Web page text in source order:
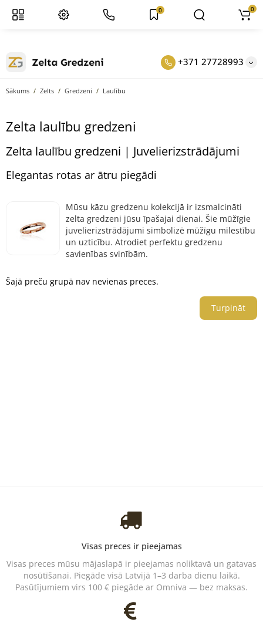
+371 27728993
0 0
Sākums Zelts Gredzeni Laulību
Zelta laulību gredzeni
Zelta laulību gredzeni | Juvelierizstrādājumi
Elegantas rotas ar ātru piegādi
Mūsu kāzu gredzenu kolekcijā ir izsmalcināti
zelta gredzeni jūsu īpašajai dienai. Šie mūžīgie
juvelierizstrādājumi simbolizē mūžīgu mīlestību
un uzticību. Atrodiet perfektu gredzenu
savienības svinībām.
Šajā preču grupā nav nevienas preces.
Turpināt
Visas preces ir pieejamas
Visas preces mūsu mājaslapā ir pieejamas noliktavā un gatavas
nosūtīšanai. Piegāde visā Latvijā 1–3 darba dienu laikā.
Pasūtījumiem virs 100 € piegāde ar Omniva — bez maksas.